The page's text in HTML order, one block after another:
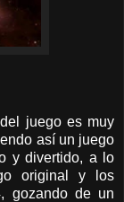
juego es muy
así un juego
y divertido, a lo
original y los
gozando de un